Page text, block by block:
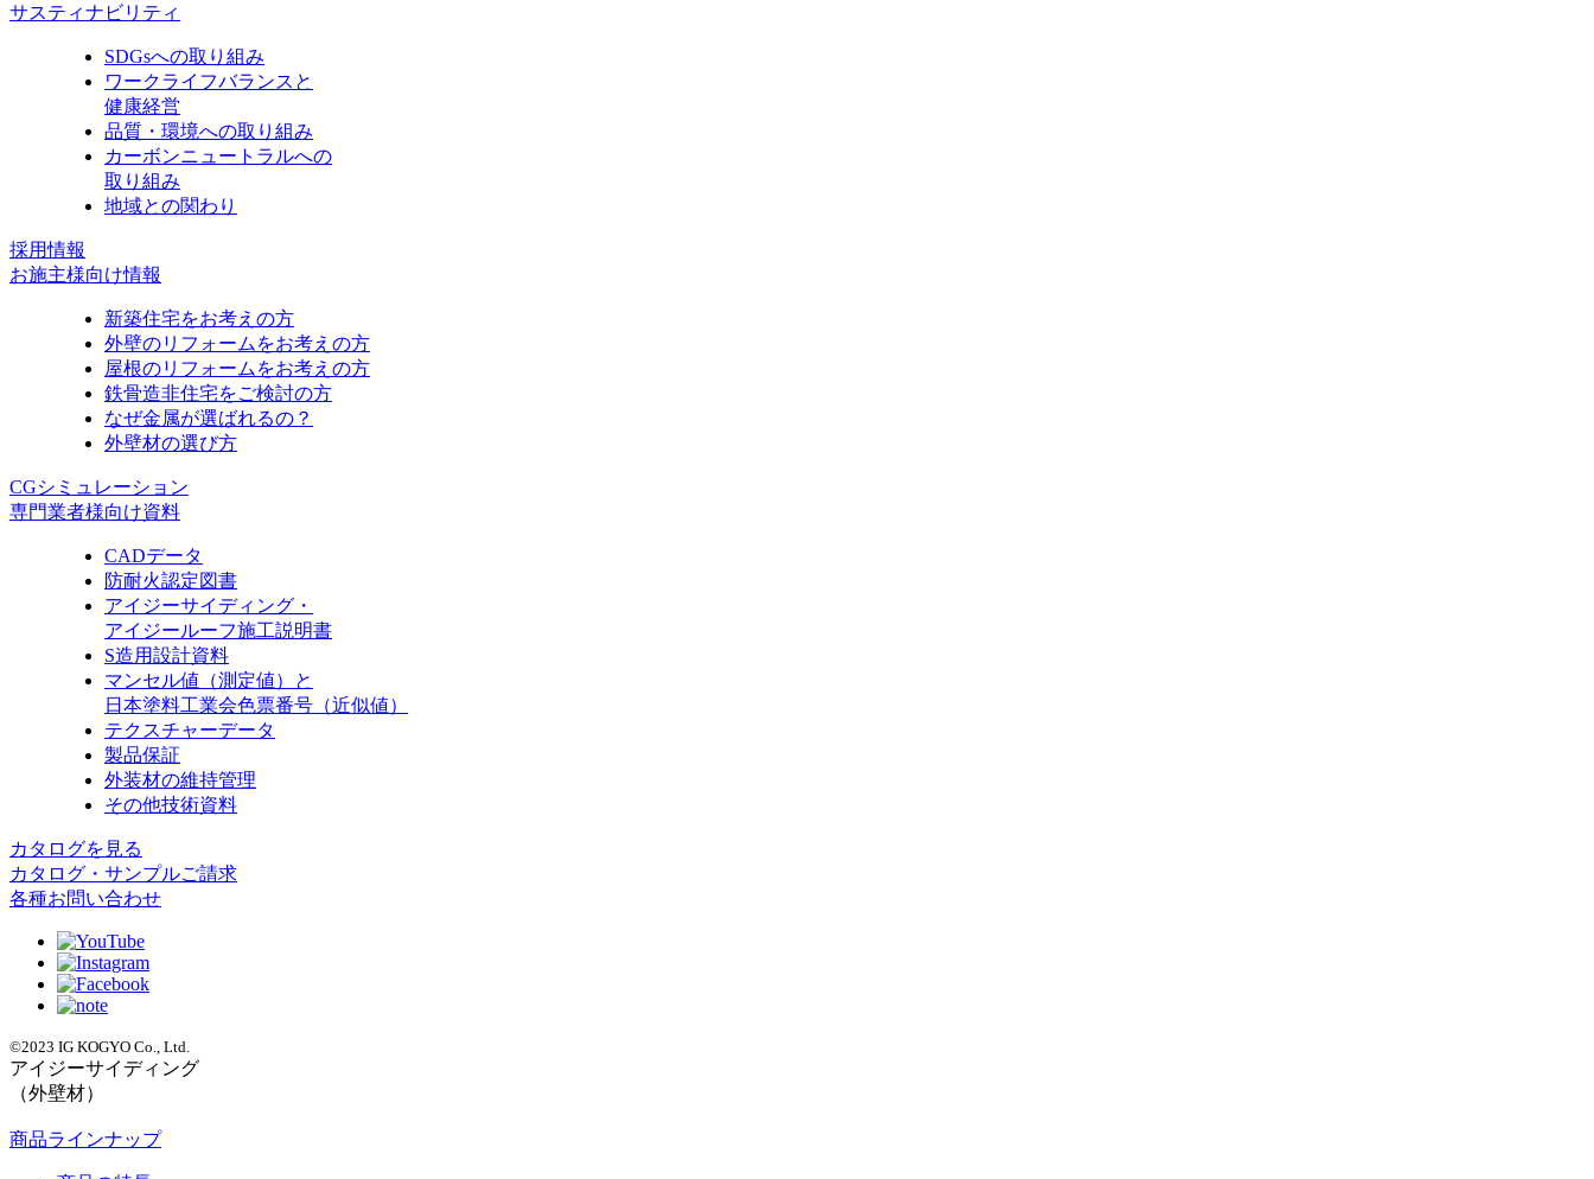
サスティナビリティ
SDGsへの取り組み
ワークライフバランスと
健康経営
品質・環境への取り組み
カーボンニュートラルへの
取り組み
地域との関わり
採用情報
お施主様向け情報
新築住宅をお考えの方
外壁のリフォームをお考えの方
屋根のリフォームをお考えの方
鉄骨造非住宅をご検討の方
なぜ金属が選ばれるの？
外壁材の選び方
CGシミュレーション
専門業者様向け資料
CADデータ
防耐火認定図書
アイジーサイディング・
アイジールーフ施工説明書
S造用設計資料
マンセル値（測定値）と
日本塗料工業会色票番号（近似値）
テクスチャーデータ
製品保証
外装材の維持管理
その他技術資料
カタログを見る
カタログ・サンプルご請求
各種お問い合わせ
©2023 IG KOGYO Co., Ltd.
アイジーサイディング
（外壁材）
商品ラインナップ